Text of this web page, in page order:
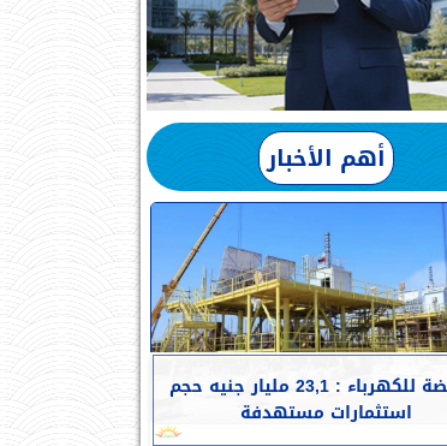
أهم الأخبار
القابضة للكهرباء : 23,1 مليار جنيه حجم
استثمارات مستهدفة